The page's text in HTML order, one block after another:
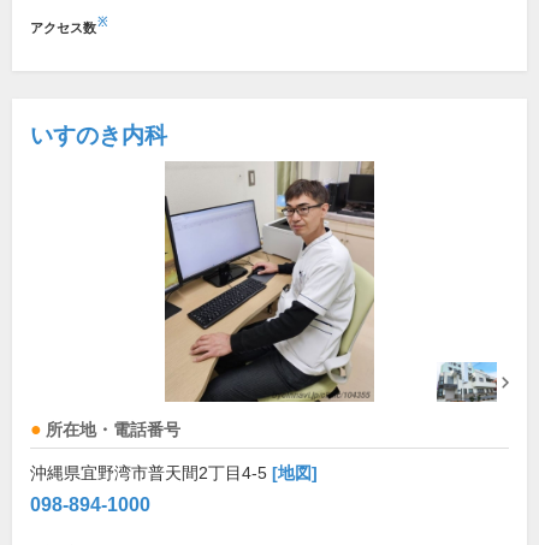
アクセス数※
いすのき内科
所在地・電話番号
沖縄県宜野湾市普天間2丁目4-5 [地図]
098-894-1000